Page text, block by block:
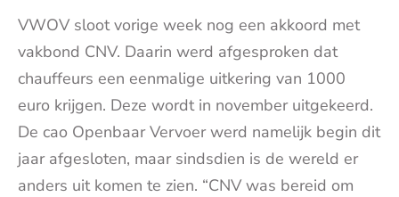
VWOV sloot vorige week nog een akkoord met
vakbond CNV. Daarin werd afgesproken dat
chauffeurs een eenmalige uitkering van 1000
euro krijgen. Deze wordt in november uitgekeerd.
De cao Openbaar Vervoer werd namelijk begin dit
jaar afgesloten, maar sindsdien is de wereld er
anders uit komen te zien. “CNV was bereid om